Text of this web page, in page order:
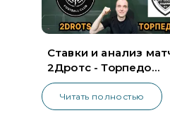
Ставки и анализ
2Дротс - Торпедо
Владимир
Читать полностью